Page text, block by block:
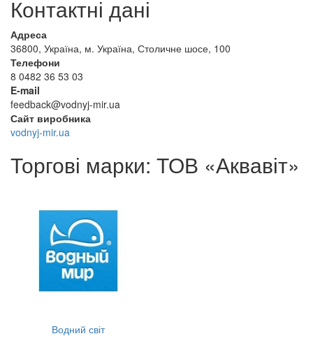
Контактні дані
Адреса
36800, Україна, м. Україна, Столичне шосе, 100
Телефони
8 0482 36 53 03
E-mail
feedback@vodnyj-mir.ua
Сайт виробника
vodnyj-mir.ua
Торгові марки: ТОВ «Аквавіт»
Водний світ